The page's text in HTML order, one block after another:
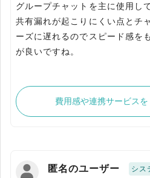
グループチャットを主に使用し
共有漏れが起こりにくい点とチ
ーズに遅れるのでスピード感を
が良いですね。
費用感や連携サービス
匿名のユーザー シス